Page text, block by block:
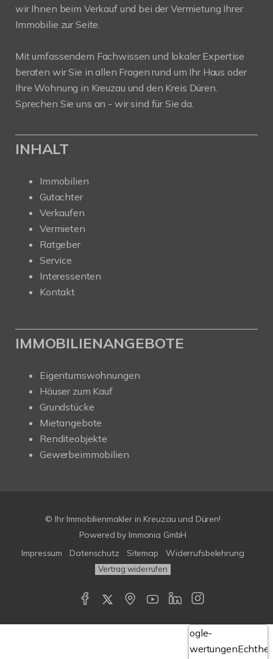
wir Ihnen beim Verkauf und bei der Vermietung Ihrer
Immobilie zur Seite.
Mit umfassendem Fachwissen und lokaler Expertise
beraten wir Sie in allen Fragen rund um Ihr Haus oder
Ihre Wohnung in Kreuzau und den Kreis Düren.
Sprechen Sie uns an - wir sind für Sie da.
INHALT
Immobilien
Gutachter
Verkaufen
Vermieten
Ratgeber
Service
Interessenten
Kontakt
IMMOBILIENANGEBOTE
Eigentumswohnungen
Häuser zum Kauf
Grundstücke
Mietangebote
Renditeobjekte
Gewerbeimmobilien
© Ihr Immobilienmakler in Kreuzau und Düren!
Powered by Immonia GmbH
Impressum
Datenschutz Sitemap Widerrufsbelehrung
Vertrag widerrufen
Google-
Bewertungen